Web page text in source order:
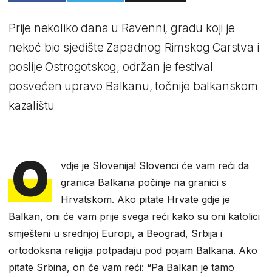
Prije nekoliko dana u Ravenni, gradu koji je
nekoć bio sjedište Zapadnog Rimskog Carstva i
poslije Ostrogotskog, održan je festival
posvećen upravo Balkanu, točnije balkanskom
kazalištu
O
vdje je Slovenija! Slovenci će vam reći da
granica Balkana počinje na granici s
Hrvatskom. Ako pitate Hrvate gdje je
Balkan, oni će vam prije svega reći kako su oni katolici
smješteni u srednjoj Europi, a Beograd, Srbija i
ortodoksna religija potpadaju pod pojam Balkana. Ako
pitate Srbina, on će vam reći: “Pa Balkan je tamo